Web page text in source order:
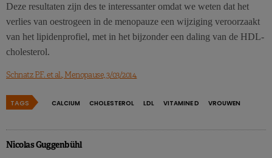
Deze resultaten zijn des te interessanter omdat we weten dat het
verlies van oestrogeen in de menopauze een wijziging veroorzaakt
van het lipidenprofiel, met in het bijzonder een daling van de HDL-
cholesterol.
Schnatz P.F. et al., Menopause, 3/03/2014.
TAGS CALCIUM CHOLESTEROL LDL VITAMINE D VROUWEN
Nicolas Guggenbühl